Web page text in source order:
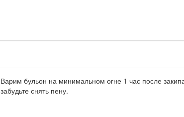
Варим бульон на минимальном огне 1 час после
забудьте снять пену.